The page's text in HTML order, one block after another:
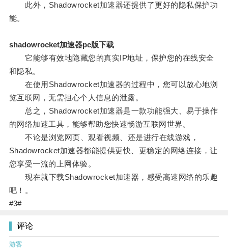
此外，Shadowrocket加速器还提供了更好的隐私保护功
能。
shadowrocket加速器pc版下载
它能够有效地隐藏您的真实IP地址，保护您的在线安全
和隐私。
在使用Shadowrocket加速器的过程中，您可以放心地浏
览互联网，无需担心个人信息的泄露。
总之，Shadowrocket加速器是一款功能强大、易于操作
的网络加速工具，能够帮助您快速畅游互联网世界。
不论是浏览网页、观看视频、还是进行在线游戏，
Shadowrocket加速器都能提供更快、更稳定的网络连接，让
您享受一流的上网体验。
现在就下载Shadowrocket加速器，感受高速网络的乐趣
吧！。
#3#
评论
游客